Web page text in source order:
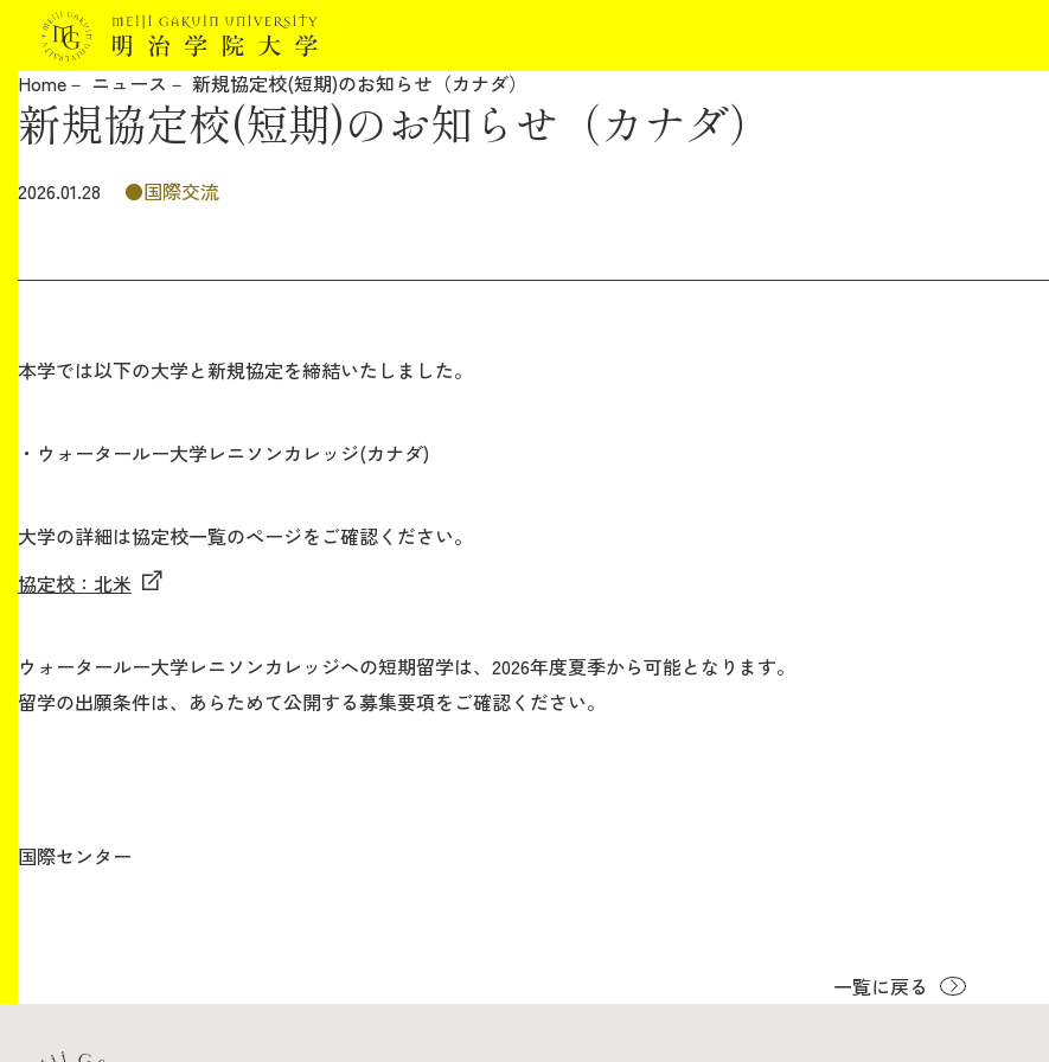
明治学院大学について
教育
キャリア
ボランティア
生涯学習・社会連携
2026年9月入学者向け 新入生サイト
（外部サイト）
Home ニュース 新規協定校(短期)のお知らせ（カナダ）
新規協定校(短期)のお知らせ（カナダ）
2026.01.28 国際交流
本学では以下の大学と新規協定を締結いたしました。
・ウォータールー大学レニソンカレッジ(カナダ)
大学の詳細は協定校一覧のページをご確認ください。
協定校：北米
ウォータールー大学レニソンカレッジへの短期留学は、2026年度夏季から可能となります。
留学の出願条件は、あらためて公開する募集要項をご確認ください。
国際センター
一覧に戻る